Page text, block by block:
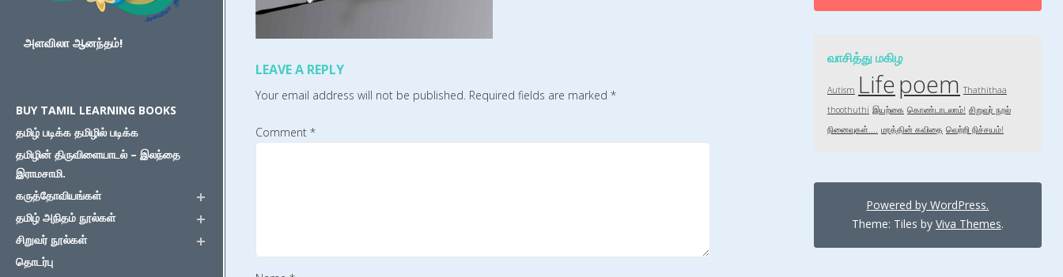
அளவிலா ஆனந்தம்!
BUY TAMIL LEARNING BOOKS
தமிழ் படிக்க தமிழில் படிக்க
தமிழின் திருவிளையாடல் – இலந்தை
இராமசாமி.
கருத்தோவியங்கள்
தமிழ் அநிதம் நூல்கள்
சிறுவர் நூல்கள்
தொடர்பு
LEAVE A REPLY
Your email address will not be published. Required fields are marked *
Comment *
வாசித்து மகிழ
Autism Lifepoem Thathithaa
thoothuthi இயற்கை கொண்டாடலாம்! சிறுவர் நூல்
நினைவுகள்.... மரத்தின் கவிதை வெற்றி நிச்சயம்!
Powered by WordPress.
Theme: Tiles by Viva Themes.